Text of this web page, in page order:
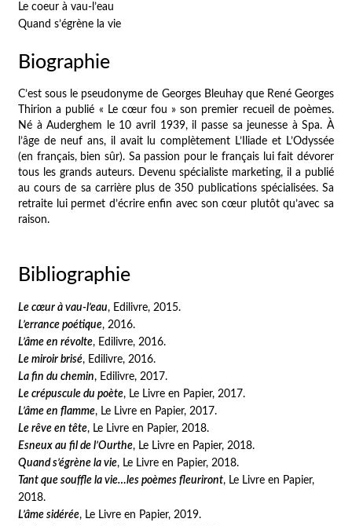
Le coeur à vau-l’eau
Quand s’égrène la vie
Biographie
C’est sous le pseudonyme de Georges Bleuhay que René Georges
Thirion a publié « Le cœur fou » son premier recueil de poèmes.
Né à Auderghem le 10 avril 1939, il passe sa jeunesse à Spa. À
l’âge de neuf ans, il avait lu complètement L’Iliade et L’Odyssée
(en français, bien sûr). Sa passion pour le français lui fait dévorer
tous les grands auteurs. Devenu spécialiste marketing, il a publié
au cours de sa carrière plus de 350 publications spécialisées. Sa
retraite lui permet d’écrire enfin avec son cœur plutôt qu’avec sa
raison.
Bibliographie
Le cœur à vau-l’eau, Edilivre, 2015.
L’errance poétique, 2016.
L’âme en révolte, Edilivre, 2016.
Le miroir brisé, Edilivre, 2016.
La fin du chemin, Edilivre, 2017.
Le crépuscule du poète, Le Livre en Papier, 2017.
L’âme en flamme, Le Livre en Papier, 2017.
Le rêve en tête, Le Livre en Papier, 2018.
Esneux au fil de l’Ourthe, Le Livre en Papier, 2018.
Quand s’égrène la vie, Le Livre en Papier, 2018.
Tant que souffle la vie…les poèmes fleuriront, Le Livre en Papier,
2018.
L’âme sidérée, Le Livre en Papier, 2019.